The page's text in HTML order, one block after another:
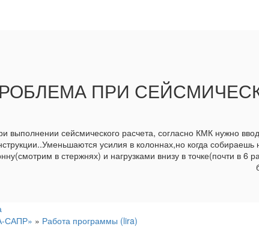
ПРИ
выполнении сейсмического расчета, согласно КМК нужно
усилия в колоннах,но когда
в стержнях) и нагрузками внизу в точке(почти в
САПР» » Работа программы (lira)